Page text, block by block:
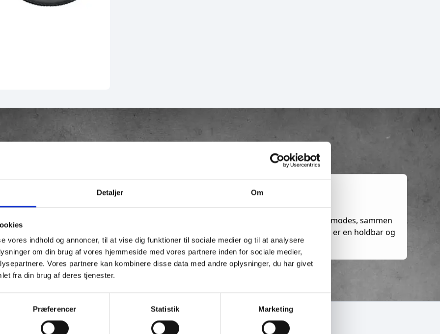
Detaljer Om
vores indhold og annoncer, til at vise dig funktioner til sociale medier og til at analysere
om din brug af vores hjemmeside med vores partnere inden for sociale medier,
Vores partnere kan kombinere disse data med andre oplysninger, du har givet
fra din brug af deres tjenester.
Præferencer Statistik Marketing
Alloy Frame. 950 kommer fuldt udstyret med en FOX 32 Float gaffel med tre ydeevne modes, sammen
for tre indstillinger for at optimere din tur. Med samme geometri som IKT Carbon, dette er en holdbar og
hastighed.